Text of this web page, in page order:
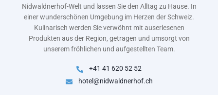
Nidwaldnerhof-Welt und lassen Sie den Alltag zu Hause. In
einer wunderschönen Umgebung im Herzen der Schweiz.
Kulinarisch werden Sie verwöhnt mit auserlesenen
Produkten aus der Region, getragen und umsorgt von
unserem fröhlichen und aufgestellten Team.
+41 41 620 52 52
hotel@nidwaldnerhof.ch